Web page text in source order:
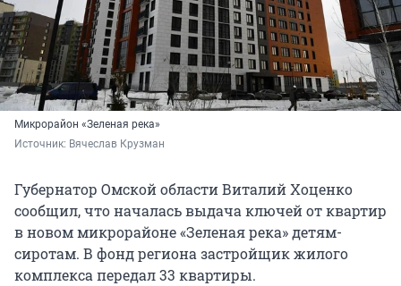
Микрорайон «Зеленая река»
Источник: Вячеслав Крузман
Губернатор Омской области Виталий Хоценко
сообщил, что началась выдача ключей от квартир
в новом микрорайоне «Зеленая река» детям-
сиротам. В фонд региона застройщик жилого
комплекса передал 33 квартиры.